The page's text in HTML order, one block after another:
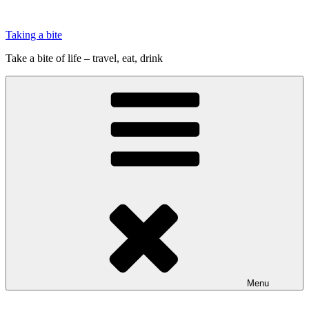
indhold
Taking a bite
Take a bite of life – travel, eat, drink
Menu